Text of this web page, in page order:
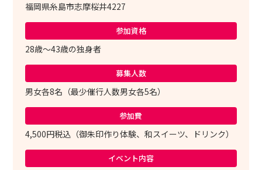
福岡県糸島市志摩桜井4227
参加資格
28歳～43歳の独身者
募集人数
男女各8名（最少催行人数男女各5名）
参加費
4,500円税込（御朱印作り体験、和スイーツ、ドリンク）
イベント内容